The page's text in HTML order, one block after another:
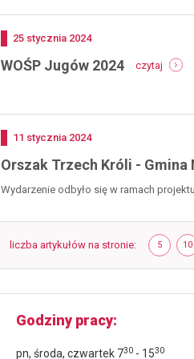
16
Dodano
25 stycznia 2024
WOŚP Jugów 2024 czytaj
wośp
Dodano
11 stycznia 2024
Orszak Trzech Króli - Gmina
Wydarzenie odbyło się w ramach
liczba artykułów na stronie POKAŻ
5
NA
10
Godziny pracy
pn, środa, czwartek 730- 1530